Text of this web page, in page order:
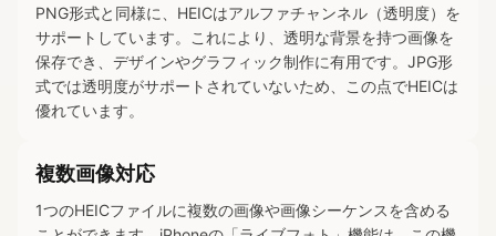
PNG形式と同様に、HEICはアルファチャンネル（透明度）を
サポートしています。これにより、透明な背景を持つ画像を
保存でき、デザインやグラフィック制作に有用です。JPG形
式では透明度がサポートされていないため、この点でHEICは
優れています。
複数画像対応
1つのHEICファイルに複数の画像や画像シーケンスを含める